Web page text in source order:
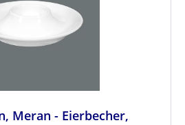
Meran - Eierbecher,